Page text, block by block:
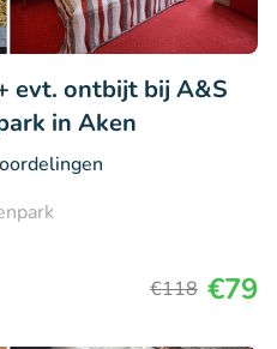
evt. ontbijt bij A&S
in Aken
€118 €79